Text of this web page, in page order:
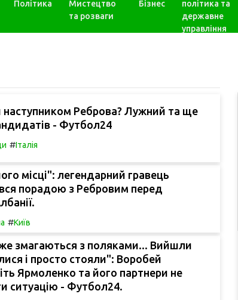
Політика
Мистецтво
та розваги
Бізнес
політика та
державне
управління
Реброва? Лужний та ще
- Футбол24
#Італія
місці": легендарний гравець
порадою з Ребровим перед
#Київ
змагаються з поляками... Вийшли
і просто стояли": Воробей
Ярмоленко та його партнери не
ситуацію - Футбол24.